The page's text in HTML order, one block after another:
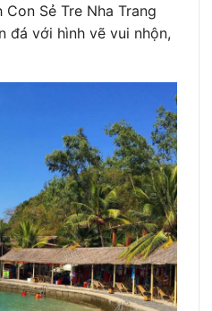
Sẻ Tre Nha Trang
đá với hình vẽ vui nhộn,